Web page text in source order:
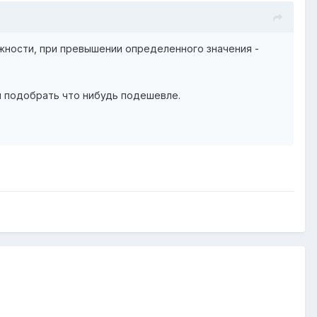
при превышении определенного значения -
подобрать что нибудь подешевле.